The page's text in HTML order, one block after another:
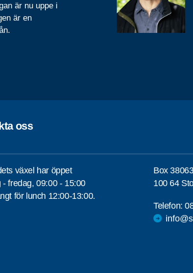
är nu uppe i
är en
oss
växel har öppet
- fredag, 09:00 - 15:00
för lunch 12:00-13:00.
Box
100 64
Telefon: